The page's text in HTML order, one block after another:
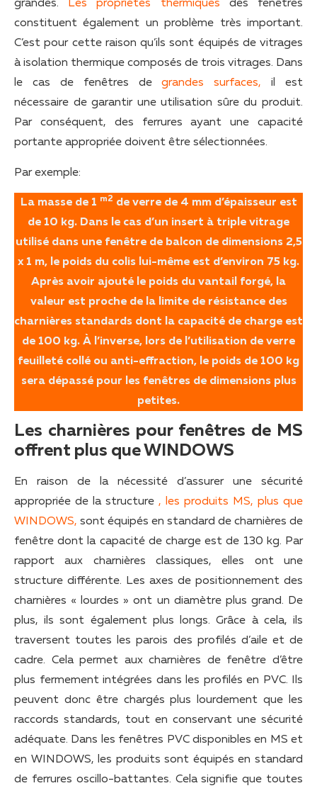
grandes. Les propriétés thermiques des fenêtres
constituent également un problème très important.
C’est pour cette raison qu’ils sont équipés de vitrages
à isolation thermique composés de trois vitrages. Dans
le cas de fenêtres degrandes surfaces, il est
nécessaire de garantir une utilisation sûre du produit.
Par conséquent, des ferrures ayant une capacité
portante appropriée doivent être sélectionnées.
Par exemple:
La masse de 1 m2 de verre de 4 mm d’épaisseur est
de 10 kg. Dans le cas d’un insert à triple vitrage
utilisé dans une fenêtre de balcon de dimensions 2,5
x 1 m, le poids du colis lui-même est d’environ 75 kg.
Après avoir ajouté le poids du vantail forgé, la
valeur est proche de la limite de résistance des
charnières standards dont la capacité de charge est
de 100 kg. À l’inverse, lors de l’utilisation de verre
feuilleté collé ou anti-effraction, le poids de 100 kg
sera dépassé pour les fenêtres de dimensions plus
petites.
Les charnières pour fenêtres de MS
offrent plus que WINDOWS
En raison de la nécessité d’assurer une sécurité
appropriée de la structure , les produits MS, plus que
WINDOWS, sont équipés en standard de charnières de
fenêtre dont la capacité de charge est de 130 kg. Par
rapport aux charnières classiques, elles ont une
structure différente. Les axes de positionnement des
charnières « lourdes » ont un diamètre plus grand. De
plus, ils sont également plus longs. Grâce à cela, ils
traversent toutes les parois des profilés d’aile et de
cadre. Cela permet aux charnières de fenêtre d’être
plus fermement intégrées dans les profilés en PVC. Ils
peuvent donc être chargés plus lourdement que les
raccords standards, tout en conservant une sécurité
adéquate. Dans les fenêtres PVC disponibles en MS et
en WINDOWS, les produits sont équipés en standard
de ferrures oscillo-battantes. Cela signifie que toutes